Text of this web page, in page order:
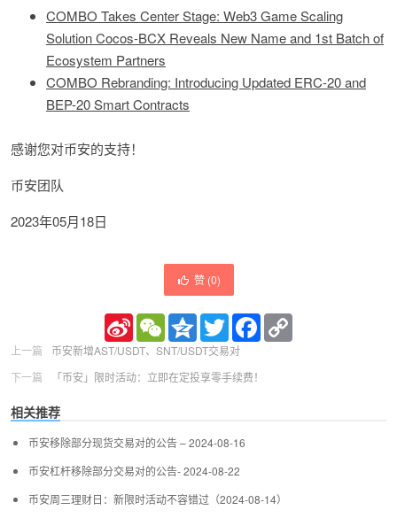
COMBO Takes Center Stage: Web3 Game Scaling
Solution Cocos-BCX Reveals New Name and 1st Batch of
Ecosystem Partners
COMBO Rebranding: Introducing Updated ERC-20 and
BEP-20 Smart Contracts
感谢您对币安的支持！
币安团队
2023年05月18日
赞 (0)
Sina
Weibo
WeChatQzoneTwitterFacebook
上一篇
币安新增AST/USDT、SNT/USDT交易对
下一篇
「币安」限时活动：立即在定投享零手续费！
相关推荐
币安移除部分现货交易对的公告 – 2024-08-16
币安杠杆移除部分交易对的公告- 2024-08-22
币安周三理财日：新限时活动不容错过（2024-08-14）